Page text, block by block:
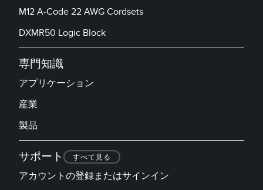
M12 A-Code 22 AWG Cordsets
DXMR50 Logic Block
専門知識
アプリケーション
産業
製品
サポート すべて見る
アカウントの登録またはサインイン